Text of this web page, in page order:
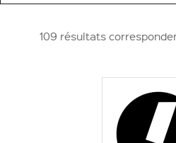
109 résultats